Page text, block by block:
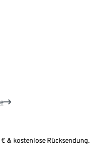
& kostenlose Rücksendung.